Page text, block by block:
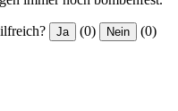
Ja (0) Nein (0)